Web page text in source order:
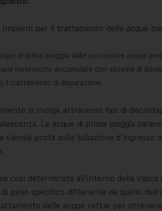
Impianti per il trattamento delle acque
di prima pioggia dalle successive acque
meteoriche accumulate con sistema di
il trattamento di depurazione.
si svolge attraverso fasi di
Le acque di prima pioggia
valvola posta sulla tubazione
così determinato all’interno della
peso specifico differente da quello
delle acque reflue per